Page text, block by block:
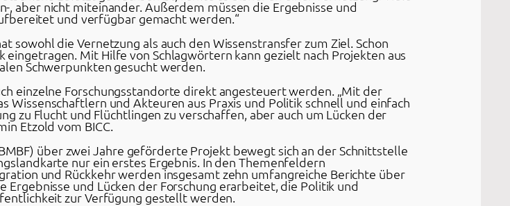
aber nicht miteinander. Außerdem müssen die Ergebnisse und
und verfügbar gemacht werden.“
sowohl die Vernetzung als auch den Wissenstransfer zum Ziel. Schon
Mit Hilfe von Schlagwörtern kann gezielt nach Projekten aus
Schwerpunkten gesucht werden.
einzelne Forschungsstandorte direkt angesteuert werden. „Mit der
Wissenschaftlern und Akteuren aus Praxis und Politik schnell und einfach
zu Flucht und Flüchtlingen zu verschaffen, aber auch um Lücken der
Etzold vom BICC.
über zwei Jahre geförderte Projekt bewegt sich an der Schnittstelle
nur ein erstes Ergebnis. In den Themenfeldern
und Rückkehr werden insgesamt zehn umfangreiche Berichte über
und Lücken der Forschung erarbeitet, die Politik und
zur Verfügung gestellt werden.